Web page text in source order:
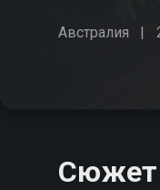
Австралия
Сюжет